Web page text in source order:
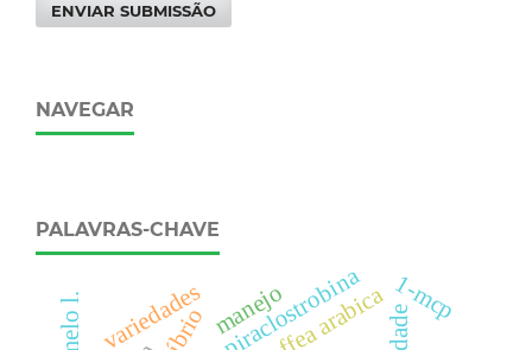
ENVIAR SUBMISSÃO
NAVEGAR
PALAVRAS-CHAVE
coffea arabica1-mcp
variedades piraclostrobina
manejo